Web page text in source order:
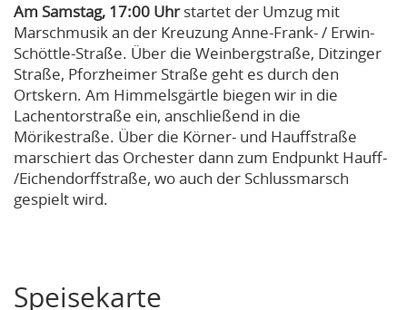
Am Samstag, 17:00 Uhrstartet der Umzug mit
Marschmusik an der Kreuzung Anne-Frank- / Erwin-
Schöttle-Straße. Über die Weinbergstraße, Ditzinger
Straße, Pforzheimer Straße geht es durch den
Ortskern. Am Himmelsgärtle biegen wir in die
Lachentorstraße ein, anschließend in die
Mörikestraße. Über die Körner- und Hauffstraße
marschiert das Orchester dann zum Endpunkt Hauff-
/Eichendorffstraße, wo auch der Schlussmarsch
gespielt wird.
Speisekarte